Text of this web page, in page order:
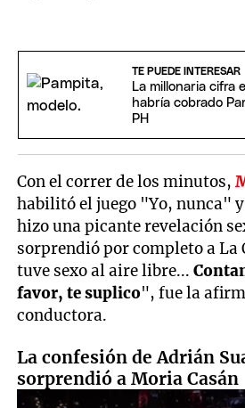
TE PUEDE INTERESAR
La millonaria cifra
habría cobrado
PH
Con el correr de los minutos,
habilitó el juego "Yo, nunca"
hizo una picante revelación
sorprendió por completo a La
tuve sexo al aire libre...
favor, te suplico", fue la
conductora.
La confesión de Adrián
sorprendió a Moria Casán